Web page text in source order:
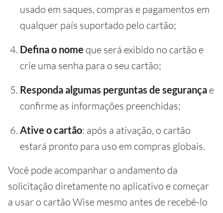
usado em saques, compras e pagamentos em
qualquer país suportado pelo cartão;
Defina o nome que será exibido no cartão e
crie uma senha para o seu cartão;
Responda algumas perguntas de segurança e
confirme as informações preenchidas;
Ative o cartão: após a ativação, o cartão
estará pronto para uso em compras globais.
Você pode acompanhar o andamento da
solicitação diretamente no aplicativo e começar
a usar o cartão Wise mesmo antes de recebê-lo